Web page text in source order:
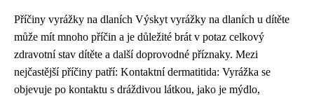
Příčiny vyrážky na dlaních Výskyt vyrážky na dlaních u dítěte
může mít mnoho příčin a je důležité brát v potaz celkový
zdravotní stav dítěte a další doprovodné příznaky. Mezi
nejčastější příčiny patří: Kontaktní dermatitida: Vyrážka se
objevuje po kontaktu s dráždivou látkou, jako je mýdlo,